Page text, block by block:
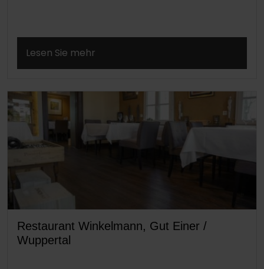
Lesen Sie mehr
Restaurant Winkelmann, Gut Einer /
Wuppertal